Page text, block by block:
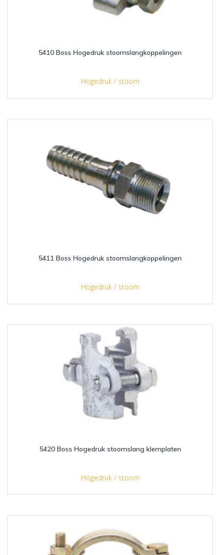
5410 Boss Hogedruk stoomslangkoppelingen
Hogedruk / stoom
5411 Boss Hogedruk stoomslangkoppelingen
Hogedruk / stoom
5420 Boss Hogedruk stoomslang klemplaten
Hogedruk / stoom